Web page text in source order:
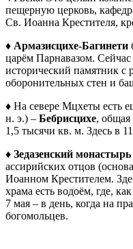
пещерную церковь,
Св. Иоанна Крестителя,
♦ Армазисцихе-Багинети
царём Парнавазом. Сейчас
исторический памятник с
оборонительных стен и
♦ На севере Мцхеты есть
н. э.) – Бебрисцихе, общая
1,5 тысячи кв. м. Здесь в
♦ Зедазенский монастырь
ассирийских отцов
Иоанном Крестителем.
храма есть водоём, где,
7 мая – в день, когда на
богомольцев.